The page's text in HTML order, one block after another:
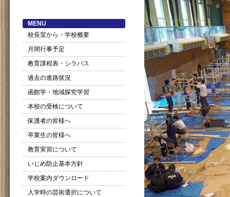
MENU
校長室から・学校概要
月間行事予定
教育課程表・シラバス
過去の進路状況
函館学・地域探究学習
本校の受検について
保護者の皆様へ
卒業生の皆様へ
教育実習について
いじめ防止基本方針
学校案内ダウンロード
入学時の芸術選択について